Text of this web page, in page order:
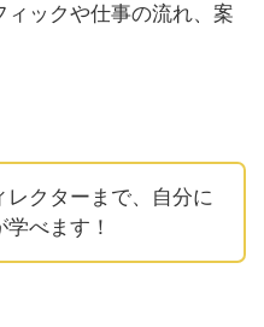
ィックや仕事の流れ、案
レクターまで、自分に
べます！